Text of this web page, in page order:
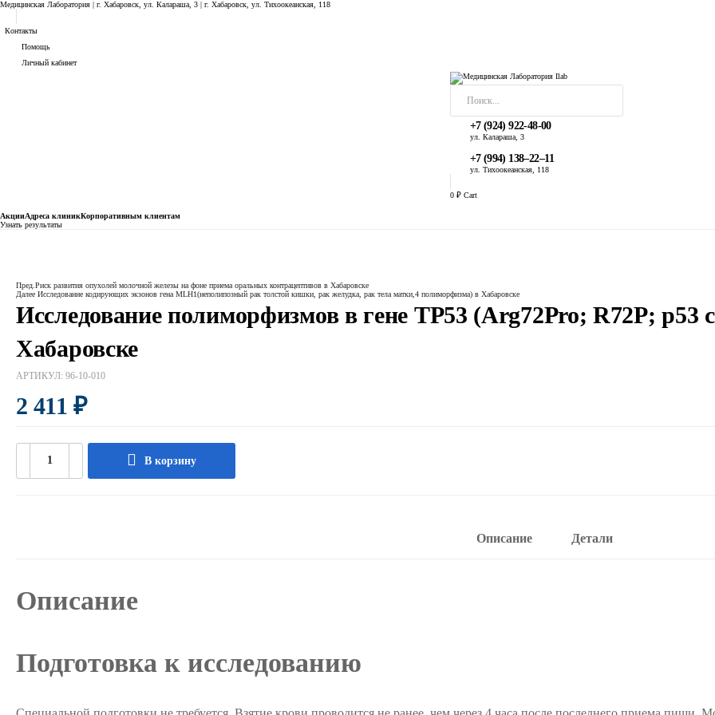
Медицинская Лаборатория | г. Хабаровск, ул. Калараша, 3 | г. Хабаровск, ул. ​Тихоокеанская, 118
Контакты
Помощь
Личный кабинет
+7 (924) 922-48-00
ул. ​Калараша, 3
+7 (994) 138‒22‒11
ул. ​Тихоокеанская, 118
0 ₽ Cart
АкцииАдреса клиникКoрпоративным клиентам
Узнать результаты
Пред. Риск развития опухолей молочной железы на фоне приема оральных контрацептивов в Хабаровске
Далее Исследование кодирующих экзонов гена MLH1(неполипозный рак толстой кишки, рак желудка, рак тела матки,4 полиморфизма) в Хабаровске
Исследование полиморфизмов в гене TР53 (Arg72Pro; R72P; p53
Хабаровске
АРТИКУЛ: 96-10-010
2 411 ₽
В корзину
Описание Детали
Описание
Подготовка к исследованию